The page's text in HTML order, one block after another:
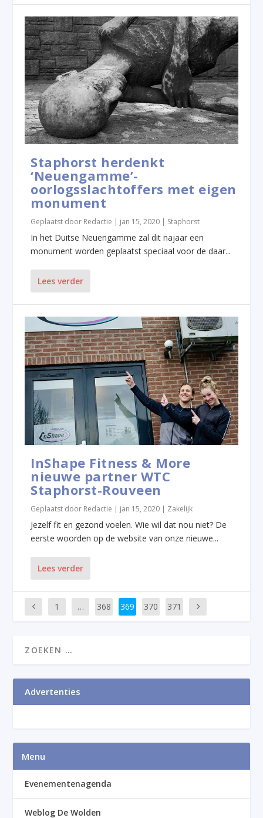
Staphorst herdenkt
‘Neuengamme’-
oorlogsslachtoffers met eigen
monument
Geplaatst door Redactie | jan 15, 2020 | Staphorst
In het Duitse Neuengamme zal dit najaar een
monument worden geplaatst speciaal voor de daar...
Lees verder
InShape Fitness & More
nieuwe partner WTC
Staphorst-Rouveen
Geplaatst door Redactie | jan 15, 2020 | Zakelijk
Jezelf fit en gezond voelen. Wie wil dat nou niet? De
eerste woorden op de website van onze nieuwe...
Lees verder
1 … 368 369 370 371
Advertenties
Menu
Evenementenagenda
Weblog De Wolden